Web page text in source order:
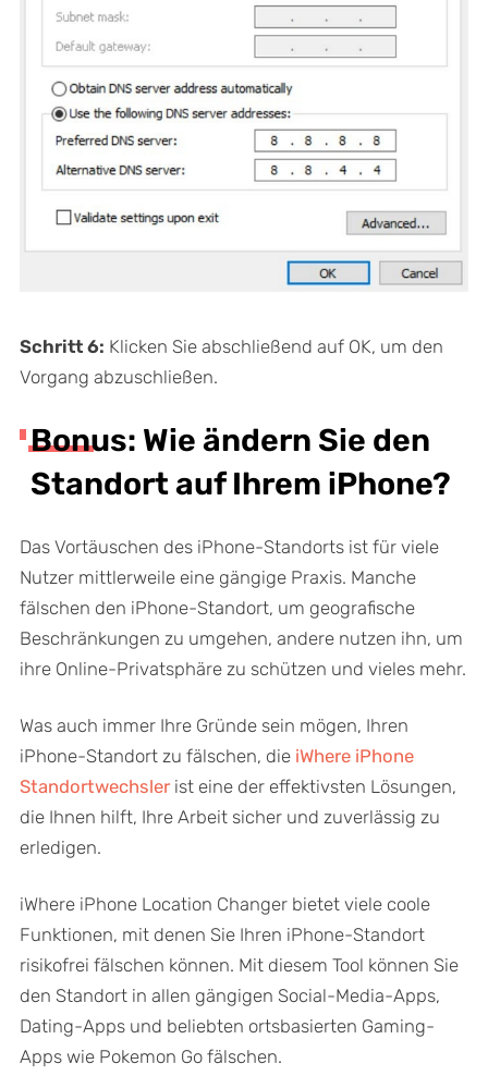
Schritt 6: Klicken Sie abschließend auf OK, um den
Vorgang abzuschließen.
Bonus: Wie ändern Sie den
Standort auf Ihrem iPhone?
Das Vortäuschen des iPhone-Standorts ist für viele
Nutzer mittlerweile eine gängige Praxis. Manche
fälschen den iPhone-Standort, um geografische
Beschränkungen zu umgehen, andere nutzen ihn, um
ihre Online-Privatsphäre zu schützen und vieles mehr.
Was auch immer Ihre Gründe sein mögen, Ihren
iPhone-Standort zu fälschen, die iWhere iPhone
Standortwechslerist eine der effektivsten Lösungen,
die Ihnen hilft, Ihre Arbeit sicher und zuverlässig zu
erledigen.
iWhere iPhone Location Changer bietet viele coole
Funktionen, mit denen Sie Ihren iPhone-Standort
risikofrei fälschen können. Mit diesem Tool können Sie
den Standort in allen gängigen Social-Media-Apps,
Dating-Apps und beliebten ortsbasierten Gaming-
Apps wie Pokemon Go fälschen.